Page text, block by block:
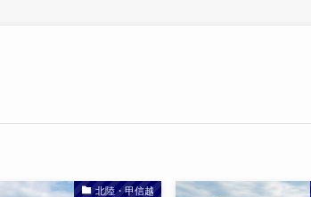
北陸・甲信越